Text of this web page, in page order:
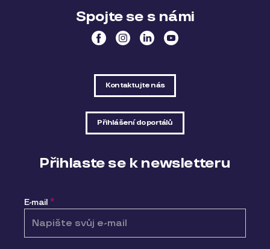
Spojte se s námi
Kontaktujte nás
Přihlášení do portálů
Přihlaste se k newsletteru
E-mail *